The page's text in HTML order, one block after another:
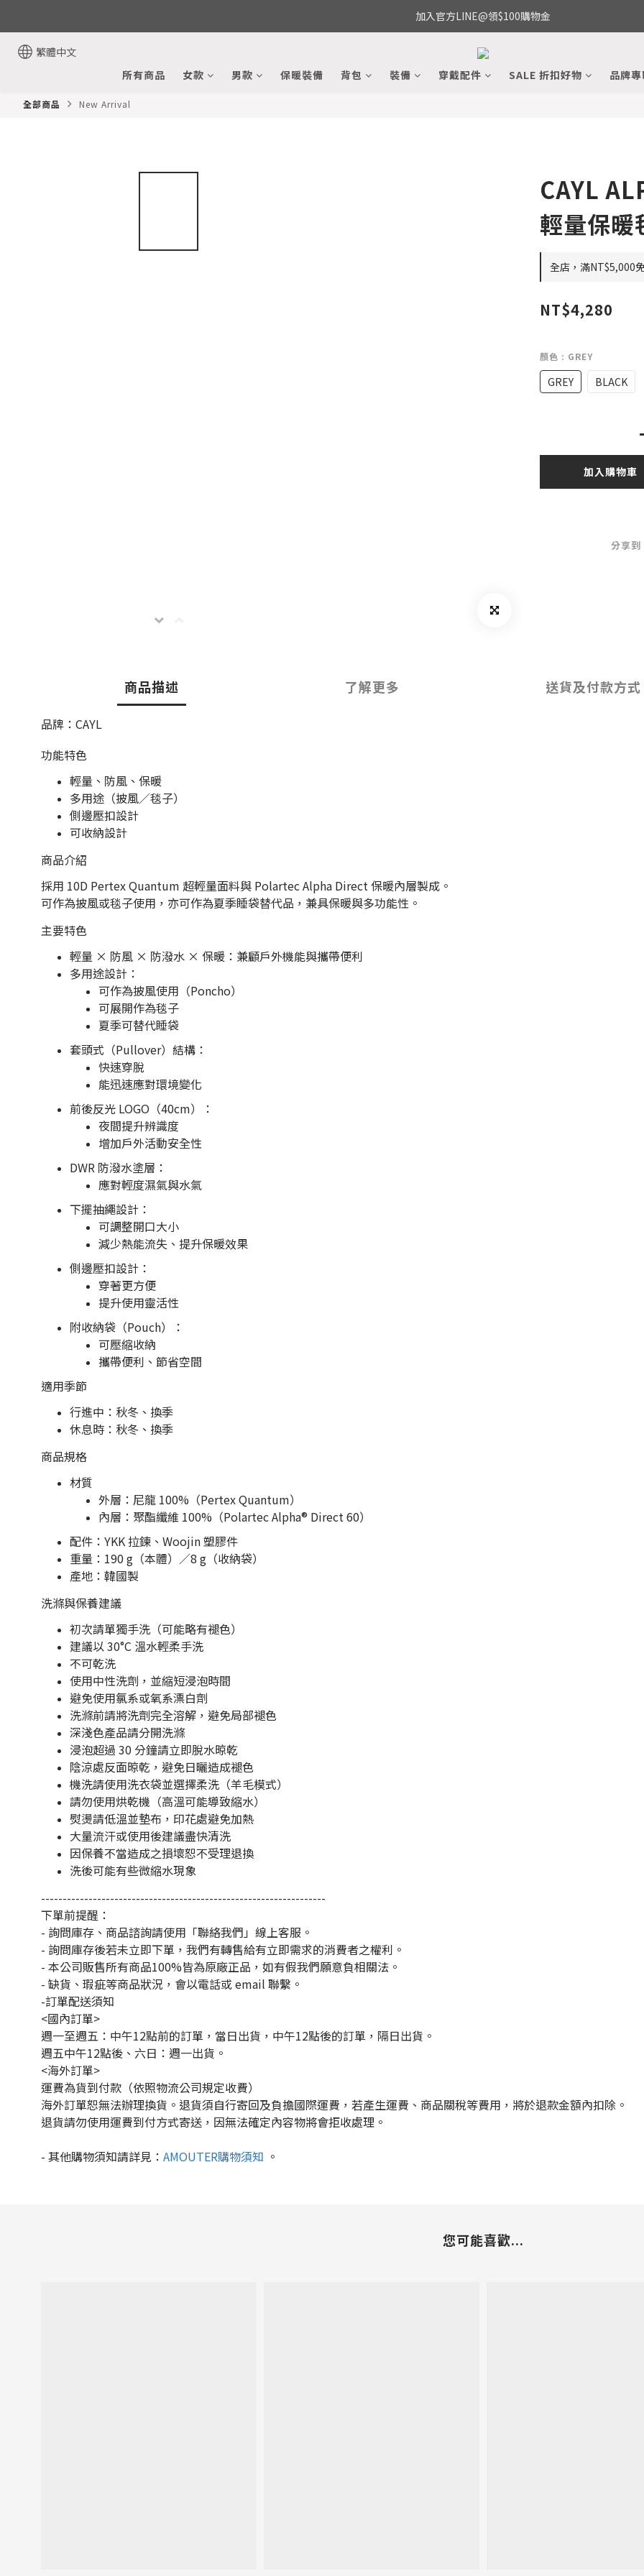
加入官方LINE@領$100購物金
繁體中文
所有商品
女款 男款 保暖裝備 背包 裝備 穿戴配件 SALE 折扣好物 品牌
全部商品 New Arrival
CAYL
輕量保暖
全店，滿NT$5,000
NT$4,280
顏色 : GREY
GREY BLACK
加入購物車
分享到
商品描述 了解更多 送貨及付款方式
品牌：CAYL
功能特色
輕量、防風、保暖
多用途（披風／毯子）
側邊壓扣設計
可收納設計
商品介紹
採用 10D Pertex Quantum 超輕量面料與 Polartec Alpha Direct 保暖內層製成。
可作為披風或毯子使用，亦可作為夏季睡袋替代品，兼具保暖與多功能性。
主要特色
輕量 × 防風 × 防潑水 × 保暖：兼顧戶外機能與攜帶便利
多用途設計：
可作為披風使用（Poncho）
可展開作為毯子
夏季可替代睡袋
套頭式（Pullover）結構：
快速穿脫
能迅速應對環境變化
前後反光 LOGO（40cm）：
夜間提升辨識度
增加戶外活動安全性
DWR 防潑水塗層：
應對輕度濕氣與水氣
下擺抽繩設計：
可調整開口大小
減少熱能流失、提升保暖效果
側邊壓扣設計：
穿著更方便
提升使用靈活性
附收納袋（Pouch）：
可壓縮收納
攜帶便利、節省空間
適用季節
行進中：秋冬、換季
休息時：秋冬、換季
商品規格
材質
外層：尼龍 100%（Pertex Quantum）
內層：聚酯纖維 100%（Polartec Alpha® Direct 60）
配件：YKK 拉鍊、Woojin 塑膠件
重量：190 g（本體）／8 g（收納袋）
產地：韓國製
洗滌與保養建議
初次請單獨手洗（可能略有褪色）
建議以 30°C 溫水輕柔手洗
不可乾洗
使用中性洗劑，並縮短浸泡時間
避免使用氯系或氧系漂白劑
洗滌前請將洗劑完全溶解，避免局部褪色
深淺色產品請分開洗滌
浸泡超過 30 分鐘請立即脫水晾乾
陰涼處反面晾乾，避免日曬造成褪色
機洗請使用洗衣袋並選擇柔洗（羊毛模式）
請勿使用烘乾機（高溫可能導致縮水）
熨燙請低溫並墊布，印花處避免加熱
大量流汗或使用後建議盡快清洗
因保養不當造成之損壞恕不受理退換
洗後可能有些微縮水現象
------------------------------------------------------------------
下單前提醒：
- 詢問庫存、商品諮詢請使用「聯絡我們」線上客服。
- 詢問庫存後若未立即下單，我們有轉售給有立即需求的消費者之權利。
- 本公司販售所有商品100%皆為原廠正品，如有假我們願意負相關法。
- 缺貨、瑕疵等商品狀況，會以電話或 email 聯繫。
-訂單配送須知
<國內訂單>
週一至週五：中午12點前的訂單，當日出貨，中午12點後的訂單，隔日出貨。
週五中午12點後、六日：週一出貨。
<海外訂單>
運費為貨到付款（依照物流公司規定收費）
海外訂單恕無法辦理換貨。退貨須自行寄回及負擔國際運費，若產生運費、商品關稅等費用，將於退款金額內扣除。
退貨請勿使用運費到付方式寄送，因無法確定內容物將會拒收處理。
- 其他購物須知請詳見： AMOUTER購物須知 。
您可能喜歡...